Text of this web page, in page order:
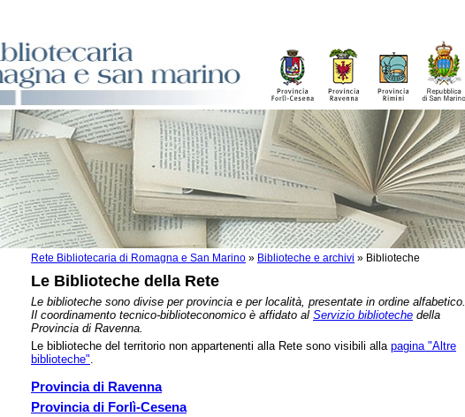
Rete Bibliotecaria di Romagna e San Marino » Biblioteche e archivi » Biblioteche
Le Biblioteche della Rete
Le biblioteche sono divise per provincia e per località, presentate in ordine alfabetico.
Il coordinamento tecnico-biblioteconomico è affidato al Servizio biblioteche della
Provincia di Ravenna.
Le biblioteche del territorio non appartenenti alla Rete sono visibili alla pagina "Altre
biblioteche".
Provincia di Ravenna
Provincia di Forlì-Cesena